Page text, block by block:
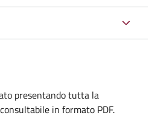
presentando tutta la
in formato PDF.